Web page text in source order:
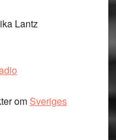
Lantz
om Sveriges